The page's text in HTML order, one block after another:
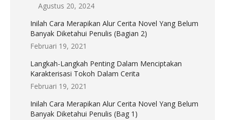
Agustus 20, 2024
Inilah Cara Merapikan Alur Cerita Novel Yang Belum
Banyak Diketahui Penulis (Bagian 2)
Februari 19, 2021
Langkah-Langkah Penting Dalam Menciptakan
Karakterisasi Tokoh Dalam Cerita
Februari 19, 2021
Inilah Cara Merapikan Alur Cerita Novel Yang Belum
Banyak Diketahui Penulis (Bag 1)